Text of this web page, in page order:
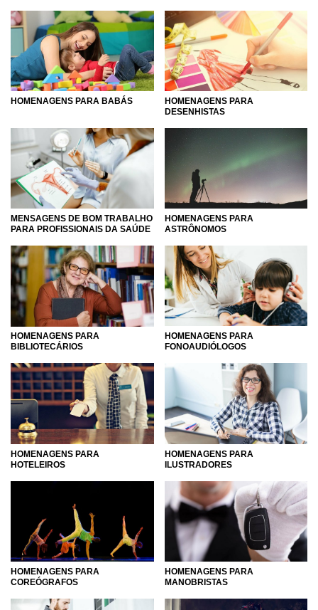
HOMENAGENS PARA BABÁS
HOMENAGENS PARA
DESENHISTAS
MENSAGENS DE BOM TRABALHO
PARA PROFISSIONAIS DA SAÚDE
HOMENAGENS PARA
ASTRÔNOMOS
HOMENAGENS PARA
BIBLIOTECÁRIOS
HOMENAGENS PARA
FONOAUDIÓLOGOS
HOMENAGENS PARA
HOTELEIROS
HOMENAGENS PARA
ILUSTRADORES
HOMENAGENS PARA
COREÓGRAFOS
HOMENAGENS PARA
MANOBRISTAS